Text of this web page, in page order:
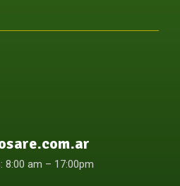
8:00 am – 17:00pm